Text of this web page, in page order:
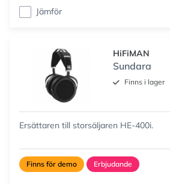
Jämför
HiFiMAN
Sundara
Finns i lager
Ersättaren till storsäljaren HE-400i.
Finns för demo Erbjudande